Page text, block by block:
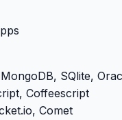
SQlite,
Coffeescript
Comet